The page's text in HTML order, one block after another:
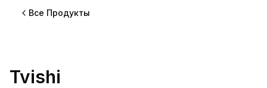
Все Продукты
Tvishi